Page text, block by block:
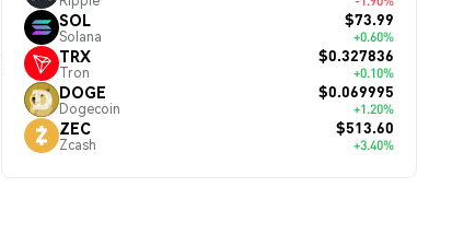
SOL
Solana
$73.99
+0.60%
TRX
Tron
$0.327836
+0.10%
DOGE
Dogecoin
$0.069995
+1.20%
ZEC
Zcash
$513.60
+3.40%